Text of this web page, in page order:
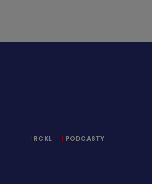
RCKL PODCASTY